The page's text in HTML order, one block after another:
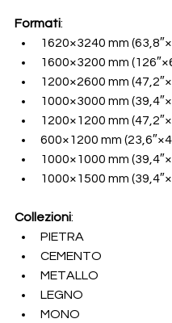
Formati:
1620×3240 mm
1600×3200 mm
1200×2600 mm
1000×3000 mm
1200×1200 mm
600×1200 mm
1000×1000 mm
1000×1500 mm
Collezioni:
PIETRA
CEMENTO
METALLO
LEGNO
MONO